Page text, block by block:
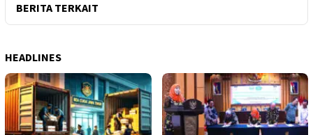
BERITA TERKAIT
HEADLINES